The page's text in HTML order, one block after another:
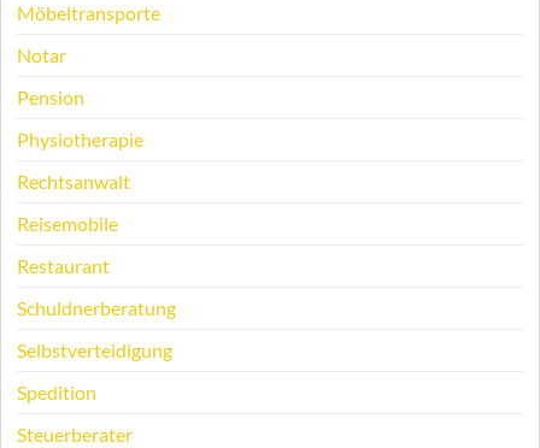
Möbeltransporte
Notar
Pension
Physiotherapie
Rechtsanwalt
Reisemobile
Restaurant
Schuldnerberatung
Selbstverteidigung
Spedition
Steuerberater